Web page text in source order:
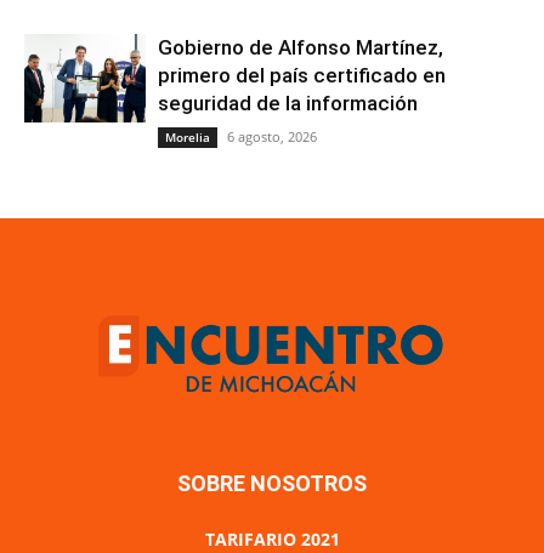
Gobierno de Alfonso Martínez,
primero del país certificado en
seguridad de la información
Morelia 6 agosto, 2026
SOBRE NOSOTROS
TARIFARIO 2021